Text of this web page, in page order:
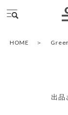
HOME
出品